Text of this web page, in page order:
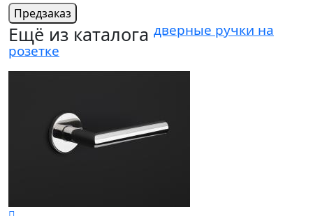
Предзаказ
Ещё из каталога дверные ручки на
розетке